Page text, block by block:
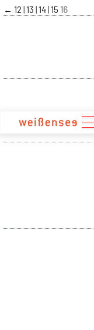
zum
Inhalt
← 12 13 14 15 16